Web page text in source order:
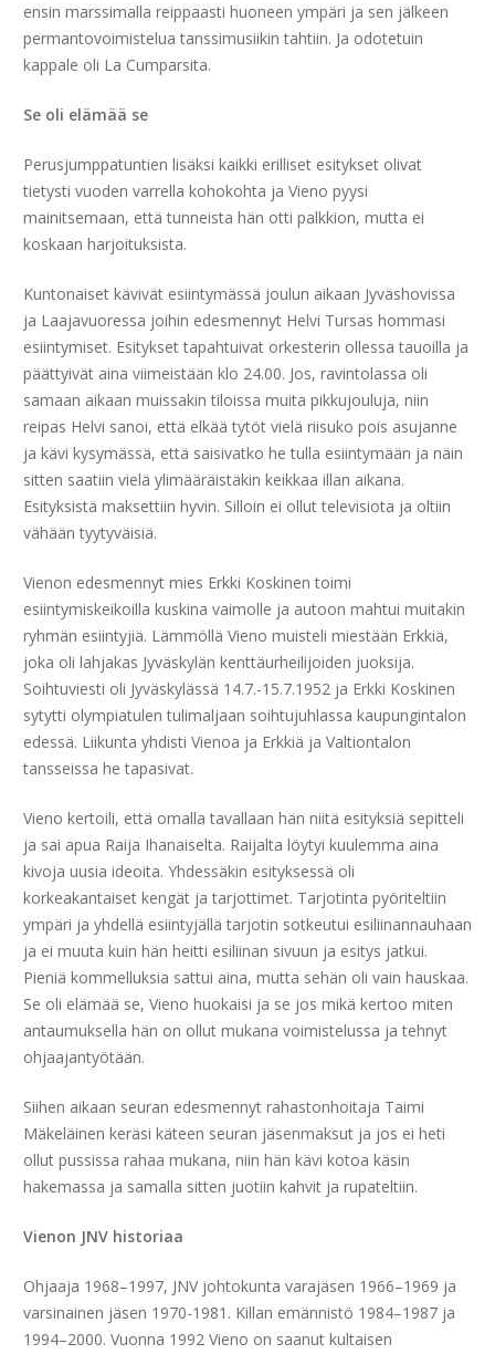
ensin marssimalla reippaasti huoneen ympäri ja sen jälkeen
permantovoimistelua tanssimusiikin tahtiin. Ja odotetuin
kappale oli La Cumparsita.
Se oli elämää se
Perusjumppatuntien lisäksi kaikki erilliset esitykset olivat
tietysti vuoden varrella kohokohta ja Vieno pyysi
mainitsemaan, että tunneista hän otti palkkion, mutta ei
koskaan harjoituksista.
Kuntonaiset kävivät esiintymässä joulun aikaan Jyväshovissa
ja Laajavuoressa joihin edesmennyt Helvi Tursas hommasi
esiintymiset. Esitykset tapahtuivat orkesterin ollessa tauoilla ja
päättyivät aina viimeistään klo 24.00. Jos, ravintolassa oli
samaan aikaan muissakin tiloissa muita pikkujouluja, niin
reipas Helvi sanoi, että elkää tytöt vielä riisuko pois asujanne
ja kävi kysymässä, että saisivatko he tulla esiintymään ja näin
sitten saatiin vielä ylimääräistäkin keikkaa illan aikana.
Esityksistä maksettiin hyvin. Silloin ei ollut televisiota ja oltiin
vähään tyytyväisiä.
Vienon edesmennyt mies Erkki Koskinen toimi
esiintymiskeikoilla kuskina vaimolle ja autoon mahtui muitakin
ryhmän esiintyjiä. Lämmöllä Vieno muisteli miestään Erkkiä,
joka oli lahjakas Jyväskylän kenttäurheilijoiden juoksija.
Soihtuviesti oli Jyväskylässä 14.7.-15.7.1952 ja Erkki Koskinen
sytytti olympiatulen tulimaljaan soihtujuhlassa kaupungintalon
edessä. Liikunta yhdisti Vienoa ja Erkkiä ja Valtiontalon
tansseissa he tapasivat.
Vieno kertoili, että omalla tavallaan hän niitä esityksiä sepitteli
ja sai apua Raija Ihanaiselta. Raijalta löytyi kuulemma aina
kivoja uusia ideoita. Yhdessäkin esityksessä oli
korkeakantaiset kengät ja tarjottimet. Tarjotinta pyöriteltiin
ympäri ja yhdellä esiintyjällä tarjotin sotkeutui esiliinannauhaan
ja ei muuta kuin hän heitti esiliinan sivuun ja esitys jatkui.
Pieniä kommelluksia sattui aina, mutta sehän oli vain hauskaa.
Se oli elämää se, Vieno huokaisi ja se jos mikä kertoo miten
antaumuksella hän on ollut mukana voimistelussa ja tehnyt
ohjaajantyötään.
Siihen aikaan seuran edesmennyt rahastonhoitaja Taimi
Mäkeläinen keräsi käteen seuran jäsenmaksut ja jos ei heti
ollut pussissa rahaa mukana, niin hän kävi kotoa käsin
hakemassa ja samalla sitten juotiin kahvit ja rupateltiin.
Vienon JNV historiaa
Ohjaaja 1968–1997, JNV johtokunta varajäsen 1966–1969 ja
varsinainen jäsen 1970-1981. Killan emännistö 1984–1987 ja
1994–2000. Vuonna 1992 Vieno on saanut kultaisen